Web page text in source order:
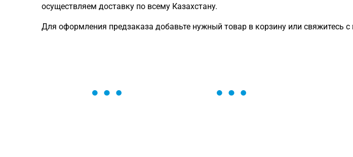
осуществляем доставку по всему Казахстану.
Для оформления предзаказа добавьте нужный товар в корзину или свяжитесь